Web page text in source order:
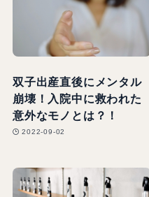
双子出産直後にメンタル
崩壊！入院中に救われた
意外なモノとは？！
2022-09-02